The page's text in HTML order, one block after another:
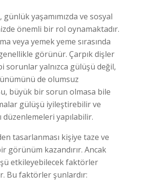
yaşamımızda ve sosyal
önemli bir rol oynamaktadır.
veya yemek yeme sırasında
görünür. Çarpık dişler
sorunlar yalnızca gülüşü değil,
de olumsuz
büyük bir sorun olmasa bile
gülüşü iyileştirebilir ve
düzenlemeleri yapılabilir.
tasarlanması kişiye taze ve
görünüm kazandırır. Ancak
etkileyebilecek faktörler
Bu faktörler şunlardır: